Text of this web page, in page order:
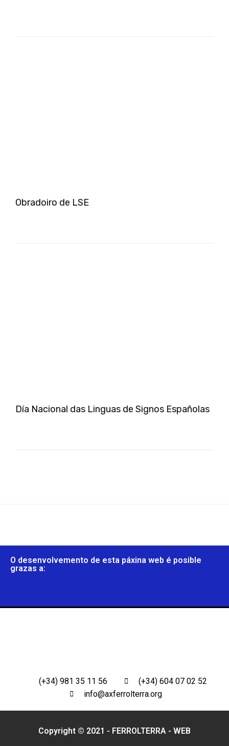
Obradoiro de LSE
Día Nacional das Linguas de Signos Españolas
O desenvolvemento de esta páxina web é posible
grazas a:
(+34) 981 35 11 56
(+34) 604 07 02 52
info@axferrolterra.org
Copyright © 2021 - FERROLTERRA - WEB